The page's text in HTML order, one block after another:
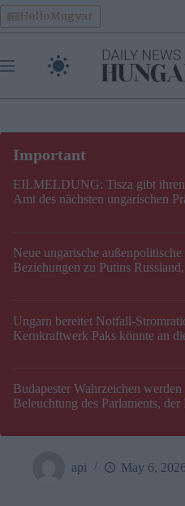
Skip
to
content
HelloMagyar
EILMELDUNG: Tisza gibt
Amt des nächsten ungarischen
Neue ungarische
Beziehungen zu Putins
Ungarn bereitet Notfall-
Kernkraftwerk Paks könnte an
Budapester Wahrzeichen
Beleuchtung des Parlaments,
api May 6,